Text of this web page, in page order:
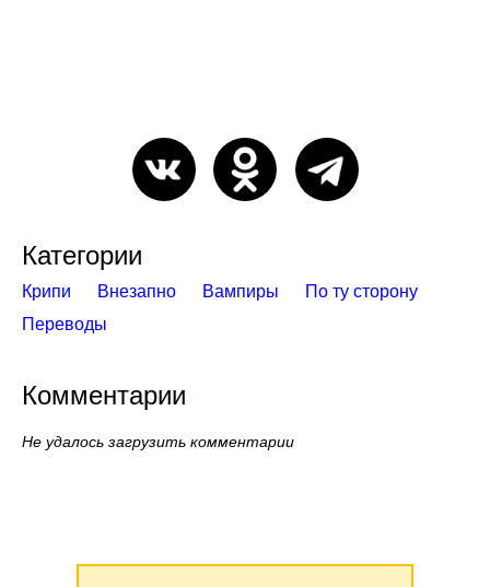
Категории
Крипи Внезапно Вампиры
По ту сторону
Переводы
Комментарии
Не удалось загрузить комментарии